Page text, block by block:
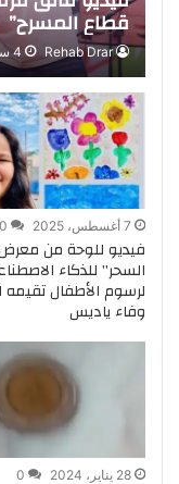
قطاع المسرح”
Rehab Drar 4 سبتمبر، 2025
7 أغسطس، 2025 0
فيديو للوحة من
السحر” للذكاء
لرسوم الأطفال تقيمه
وفاء ياديس
28 يناير، 2024 0